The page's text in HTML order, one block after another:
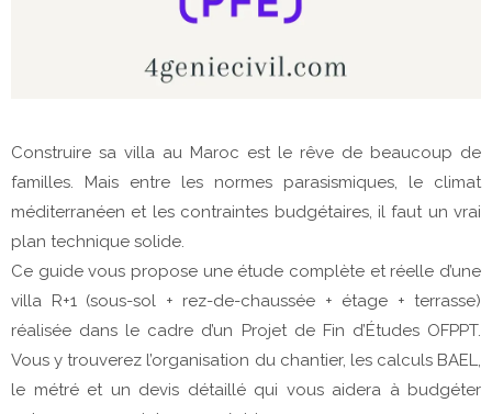
Construire sa villa au Maroc est le rêve de beaucoup de
familles. Mais entre les normes parasismiques, le climat
méditerranéen et les contraintes budgétaires, il faut un vrai
plan technique solide.
Ce guide vous propose une étude complète et réelle d’une
villa R+1 (sous-sol + rez-de-chaussée + étage + terrasse)
réalisée dans le cadre d’un Projet de Fin d’Études OFPPT.
Vous y trouverez l’organisation du chantier, les calculs BAEL,
le métré et un devis détaillé qui vous aidera à budgéter